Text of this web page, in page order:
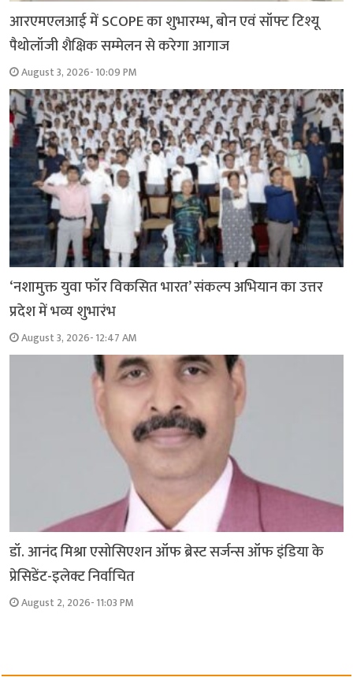
आरएमएलआई में SCOPE का शुभारम्भ, बोन एवं सॉफ्ट टिश्यू
पैथोलॉजी शैक्षिक सम्मेलन से करेगा आगाज
August 3, 2026- 10:09 PM
‘नशामुक्त युवा फॉर विकसित भारत’ संकल्प अभियान का उत्तर
प्रदेश में भव्य शुभारंभ
August 3, 2026- 12:47 AM
डॉ. आनंद मिश्रा एसोसिएशन ऑफ ब्रेस्ट सर्जन्स ऑफ इंडिया के
प्रेसिडेंट-इलेक्ट निर्वाचित
August 2, 2026- 11:03 PM